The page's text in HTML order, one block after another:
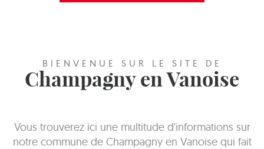
BIENVENUE SUR LE SITE DE
Champagny en Vanoise
Vous trouverez ici une multitude d'informations sur
notre commune de Champagny en Vanoise qui fait